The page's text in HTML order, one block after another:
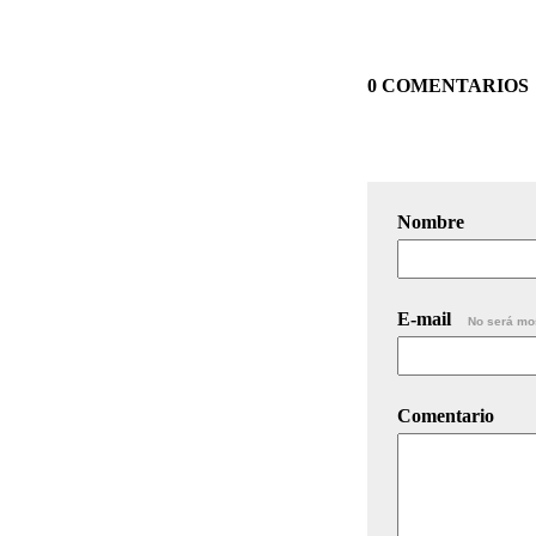
0 COMENTARIOS
Nombre
E-mail No será
Comentario